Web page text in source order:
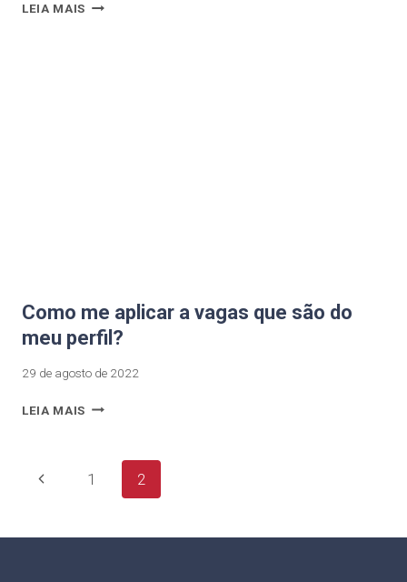
LEIA MAIS
Como me aplicar a vagas que são do
meu perfil?
29 de agosto de 2022
LEIA MAIS
1 2